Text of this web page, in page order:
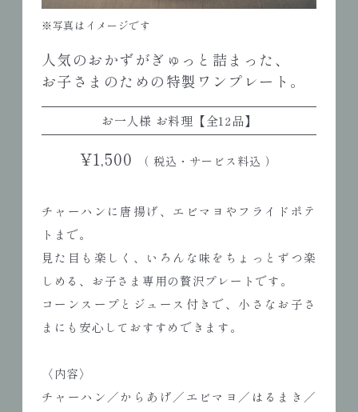
※写真はイメージです
人気のおかずがぎゅっと詰まった、
お子さまのための特製ワンプレート。
お一人様 お料理【全12品】
¥1,500 （ 税込・サービス料込 ）
チャーハンに唐揚げ、エビマヨやフライドポテ
トまで。
見た目も楽しく、いろんな味をちょっとずつ楽
しめる、お子さま専用の贅沢プレートです。
コーンスープとジュース付きで、小さなお子さ
まにも安心しておすすめできます。
〈内容〉
チャーハン／からあげ／エビマヨ／はるまき／